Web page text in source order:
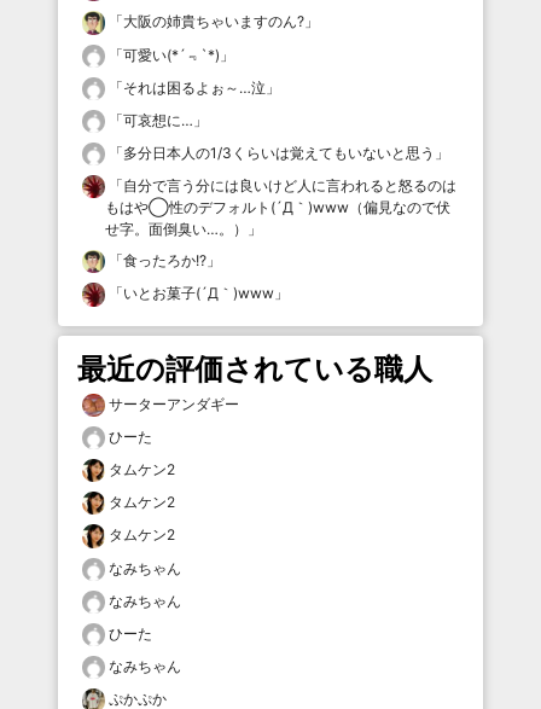
「大阪の姉貴ちゃいますのん? 」
「可愛い(*´﹃`*) 」
「それは困るよぉ～…泣 」
「可哀想に… 」
「多分日本人の1/3くらいは覚えてもいないと思う 」
「自分で言う分には良いけど人に言われると怒るのは
もはや◯性のデフォルト(´Д｀)www（偏見なので伏
せ字。面倒臭い…。）
」
「食ったろか!? 」
「いとお菓子(´Д｀)www 」
最近の評価されている職人
サーターアンダギー
ひーた
タムケン2
タムケン2
タムケン2
なみちゃん
なみちゃん
ひーた
なみちゃん
ぷかぷか